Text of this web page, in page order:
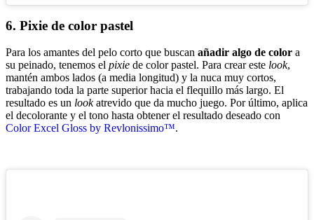
6. Pixie de color pastel
Para los amantes del pelo corto que buscan añadir algo de color a
su peinado, tenemos el pixie de color pastel. Para crear este look,
mantén ambos lados (a media longitud) y la nuca muy cortos,
trabajando toda la parte superior hacia el flequillo más largo. El
resultado es un lookatrevido que da mucho juego. Por último, aplica
el decolorante y el tono hasta obtener el resultado deseado con
Color Excel Gloss by Revlonissimo™.